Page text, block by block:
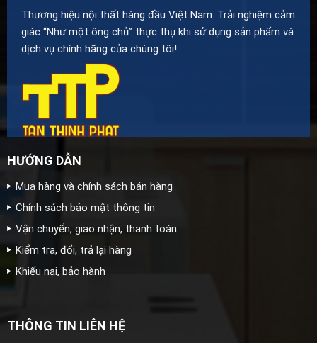
Thương hiệu nội thất hàng đầu Việt Nam. Trải nghiệm cảm
giác “Như một ông chủ” thực thụ khi sử dụng sản phẩm và
dịch vụ chính hãng của chúng tôi!
HƯỚNG DẪN
Mua hàng và chính sách bán hàng
Chính sách bảo mật thông tin
Vận chuyển, giao nhận, thanh toán
Kiểm tra, đổi, trả lại hàng
Khiếu nại, bảo hành
THÔNG TIN LIÊN HỆ